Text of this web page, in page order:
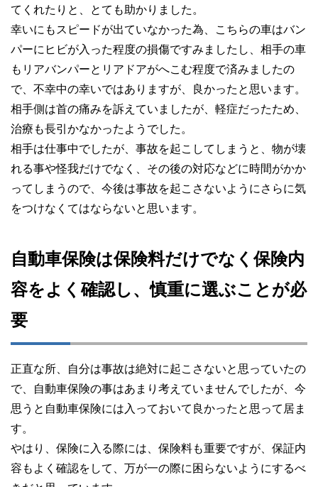
てくれたりと、とても助かりました。
幸いにもスピードが出ていなかった為、こちらの車はバン
パーにヒビが入った程度の損傷ですみましたし、相手の車
もリアバンパーとリアドアがへこむ程度で済みましたの
で、不幸中の幸いではありますが、良かったと思います。
相手側は首の痛みを訴えていましたが、軽症だったため、
治療も長引かなかったようでした。
相手は仕事中でしたが、事故を起こしてしまうと、物が壊
れる事や怪我だけでなく、その後の対応などに時間がかか
ってしまうので、今後は事故を起こさないようにさらに気
をつけなくてはならないと思います。
自動車保険は保険料だけでなく保険内
容をよく確認し、慎重に選ぶことが必
要
正直な所、自分は事故は絶対に起こさないと思っていたの
で、自動車保険の事はあまり考えていませんでしたが、今
思うと自動車保険には入っておいて良かったと思って居ま
す。
やはり、保険に入る際には、保険料も重要ですが、保証内
容もよく確認をして、万が一の際に困らないようにするべ